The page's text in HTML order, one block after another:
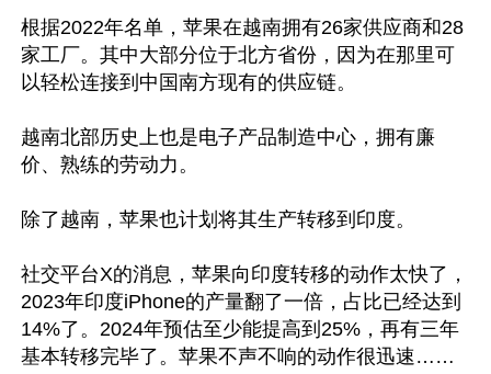
根据2022年名单，苹果在越南拥有26家供应商和28
家工厂。其中大部分位于北方省份，因为在那里可
以轻松连接到中国南方现有的供应链。
越南北部历史上也是电子产品制造中心，拥有廉
价、熟练的劳动力。
除了越南，苹果也计划将其生产转移到印度。
社交平台X的消息，苹果向印度转移的动作太快了，
2023年印度iPhone的产量翻了一倍，占比已经达到
14%了。2024年预估至少能提高到25%，再有三年
基本转移完毕了。苹果不声不响的动作很迅速……